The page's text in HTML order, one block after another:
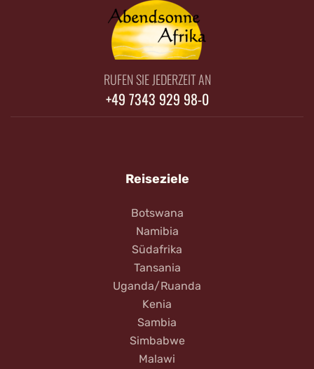
RUFEN SIE JEDERZEIT AN
+49 7343 929 98-0
Reiseziele
Botswana
Namibia
Südafrika
Tansania
Uganda/Ruanda
Kenia
Sambia
Simbabwe
Malawi